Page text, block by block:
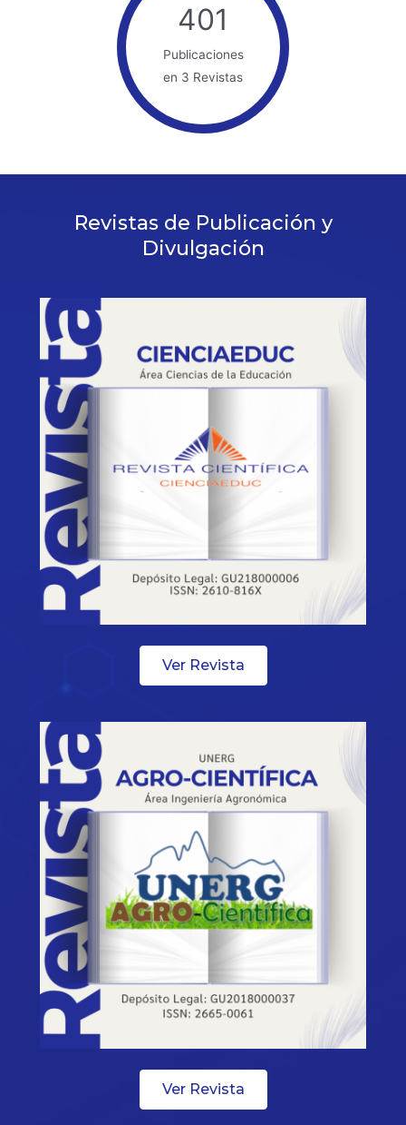
401
Publicaciones
en 3 Revistas
Revistas de Publicación y
Divulgación
Ver Revista
Ver Revista